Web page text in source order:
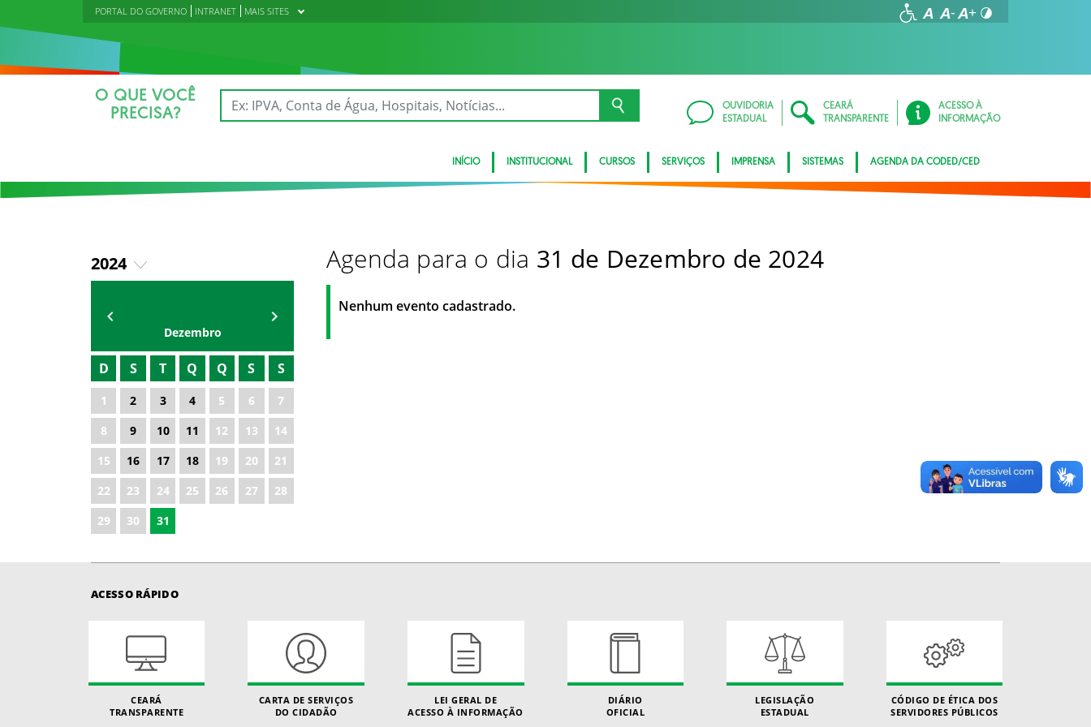
PORTAL DO GOVERNO INTRANET MAIS SITES
O QUE VOCÊ
PRECISA?
OUVIDORIA
ESTADUAL
CEARÁ
TRANSPARENTE
ACESSO À
INFORMAÇÃO
INÍCIO INSTITUCIONAL CURSOS SERVIÇOS IMPRENSA SISTEMAS AGENDA DA CODED/CED
2024
2019
2020
2021
2022
2023
2025
2026
Dezembro
D S T Q Q S S
1 2 3 4 5 6
7
8
9 10 11 12 13
14
15
16 17 18 19 20
21
22
23 24 25 26 27
28
29
30 31
Agenda para o dia 31 de Dezembro de 2024
Nenhum evento cadastrado.
ACESSO RÁPIDO
CEARÁ
TRANSPARENTE
CARTA DE SERVIÇOS
DO CIDADÃO
LEI GERAL DE
ACESSO À INFORMAÇÃO
DIÁRIO
OFICIAL
LEGISLAÇÃO
ESTADUAL
CÓDIGO DE ÉTICA DOS
SERVIDORES PÚBLICOS